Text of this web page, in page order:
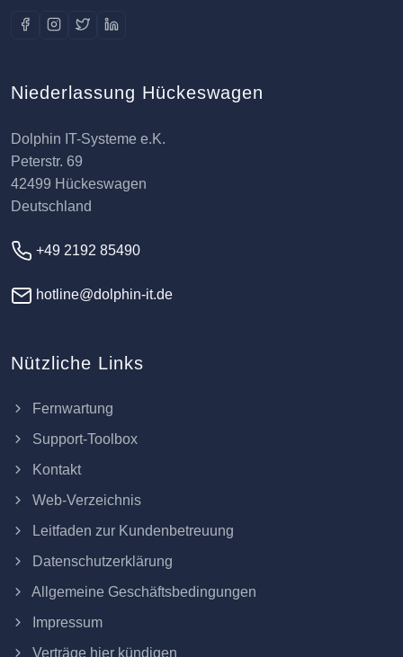
Niederlassung Hückeswagen
Dolphin IT-Systeme e.K.
Peterstr. 69
42499 Hückeswagen
Deutschland
+49 2192 85490
hotline@dolphin-it.de
Nützliche Links
Fernwartung
Support-Toolbox
Kontakt
Web-Verzeichnis
Leitfaden zur Kundenbetreuung
Datenschutzerklärung
Allgemeine Geschäftsbedingungen
Impressum
Verträge hier kündigen